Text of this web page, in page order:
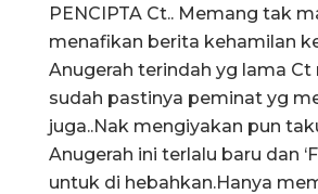
PENCIPTA Ct.. Memang tak
menafikan berita kehamilan
Anugerah terindah yg lama Ct
sudah pastinya peminat yg
juga..Nak mengiyakan pun
Anugerah ini terlalu baru dan
untuk di hebahkan.Hanya